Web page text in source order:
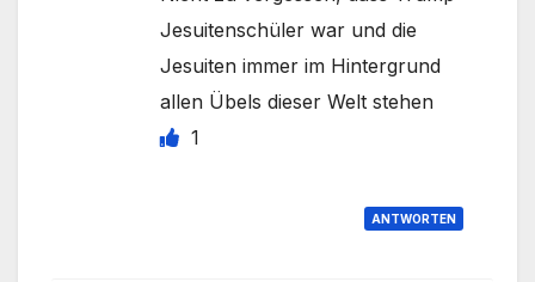
Jesuitenschüler war und die
Jesuiten immer im Hintergrund
allen Übels dieser Welt stehen
1
ANTWORTEN